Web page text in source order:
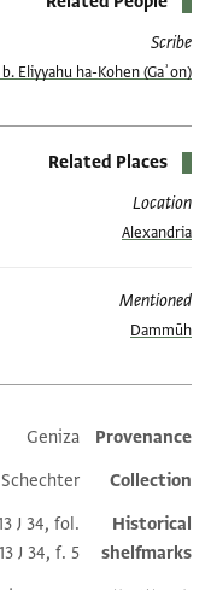
Scribe
Eliyyahu ha-Kohen (Gaʾon)
Related Places
Location
Alexandria
Mentioned
Dammūh
metadata
Provenance
Geniza
Collection
Historical
shelfmarks
J 34, fol.
J 34, f. 5